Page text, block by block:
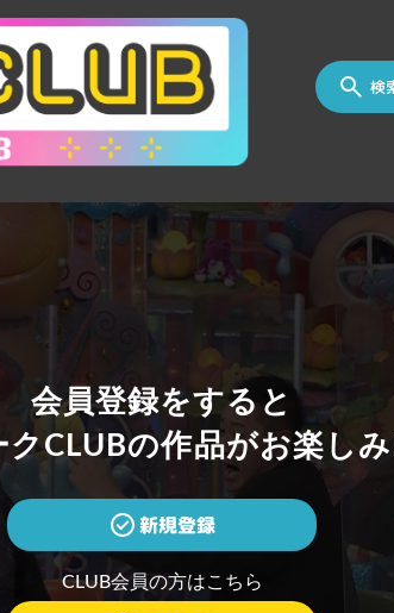
検
会員登録をすると
CLUBの作品がお楽し
新規登録
CLUB会員の方はこちら